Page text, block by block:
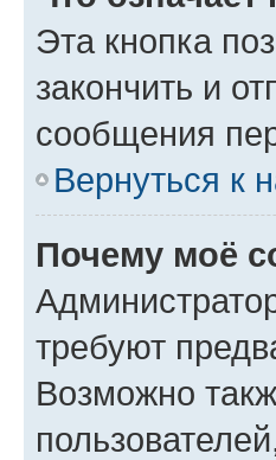
Эта кнопка
закончить и
сообщения
Вернуться к
Почему моё
требуют
Возможно